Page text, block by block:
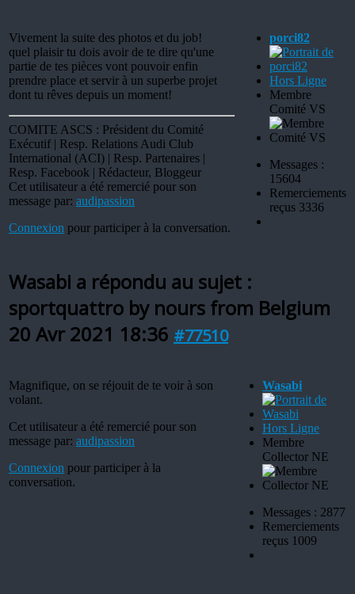
Vivement la suite des photos et du job!
quel plaisir tu dois avoir de te dire qu'une
partie de tes pièces vont pouvoir enfin
prendre place et servir à un superbe projet
dont tu rêves depuis un moment!
COMITE ASCS : Président du Comité
Exécutif | Resp. Relations Audi Club
International (ACI) | Resp. Partenaires |
Resp. Facebook | Rédacteur, Bloggeur
Cet utilisateur a été remercié pour son
message par: audipassion
Connexion pour participer à la conversation.
porci82
Hors Ligne
Membre
Comité VS
Messages :
15604
Remerciements
reçus 3336
Wasabi a répondu au sujet :
sportquattro by nours from Belgium
20 Avr 2021 18:36 #77510
Magnifique, on se réjouit de te voir à son
volant.
Cet utilisateur a été remercié pour son
message par: audipassion
Connexion pour participer à la
conversation.
Wasabi
Hors Ligne
Membre
Collector NE
Messages : 2877
Remerciements
reçus 1009